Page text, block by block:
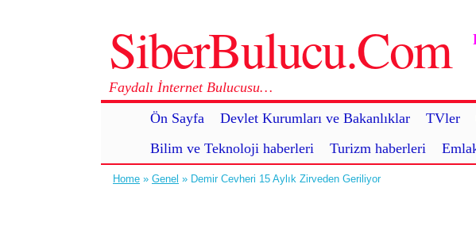
SiberBulucu.Com
Faydalı İnternet Bulucusu…
Ön Sayfa
Devlet Kurumları ve Bakanlıklar TVler
Bilim ve Teknoloji haberleri
Turizm haberleri
Home » Genel » Demir Cevheri 15 Aylık Zirveden Geriliyor